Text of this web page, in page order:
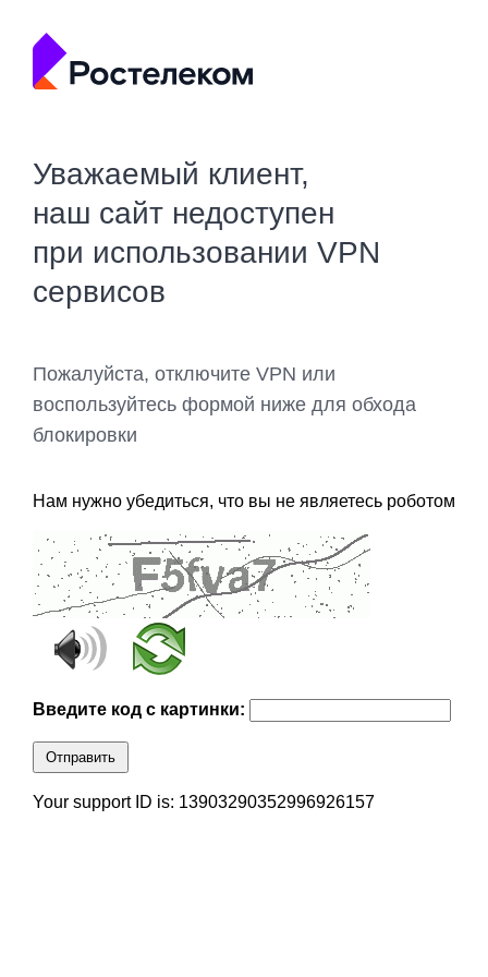
Уважаемый клиент,
наш сайт недоступен
при использовании VPN
сервисов
Пожалуйста, отключите VPN или
воспользуйтесь формой ниже для обхода
блокировки
Нам нужно убедиться, что вы не являетесь роботом
Введите код с картинки:
Отправить
Your support ID is: 13903290352996926157